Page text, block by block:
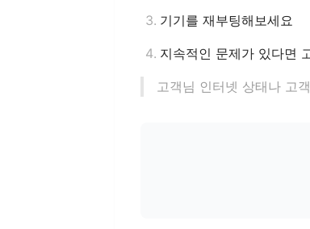
기기를 재부팅해보세요
지속적인 문제가 있다면
고객님 인터넷 상태나 고